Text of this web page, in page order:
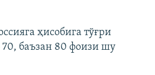
ҳисобига тўғри
баъзан 80 фоизи шу